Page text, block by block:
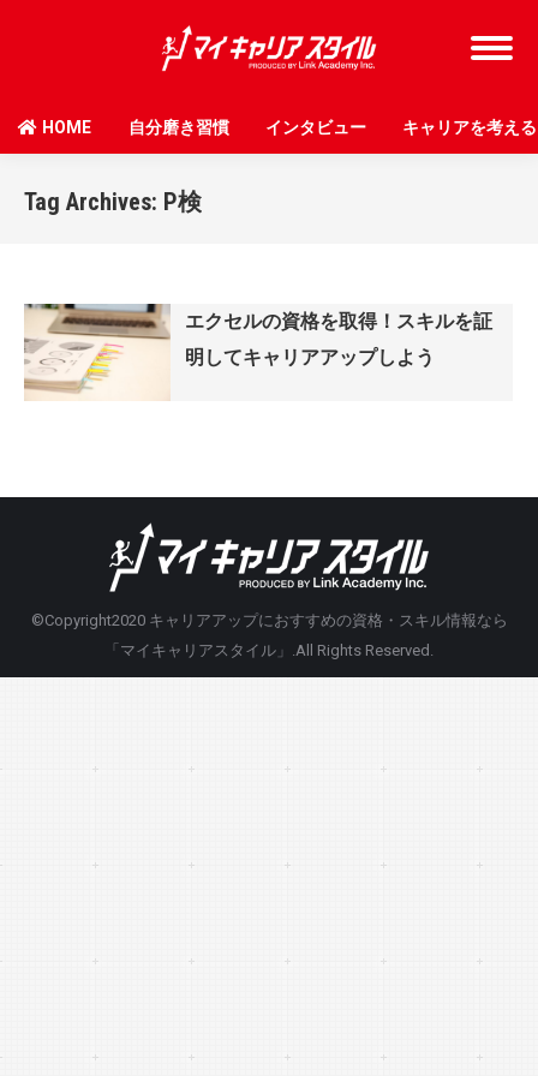
HOME 自分磨き習慣 インタビュー キャリアを考える
Tag Archives: P検
エクセルの資格を取得！スキルを証
明してキャリアアップしよう
©Copyright2020 キャリアアップにおすすめの資格・スキル情報なら
「マイキャリアスタイル」 .All Rights Reserved.